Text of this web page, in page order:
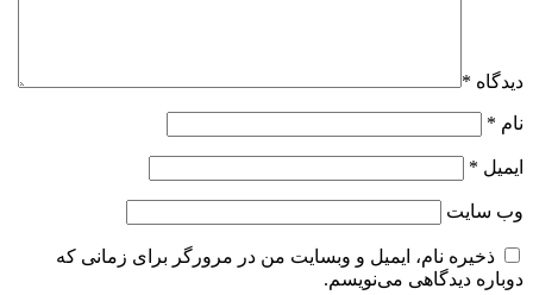
دیدگاه *
نام *
ایمیل *
وب‌ سایت
ذخیره نام، ایمیل و وبسایت من در مرورگر برای زمانی که
دوباره دیدگاهی می‌نویسم.